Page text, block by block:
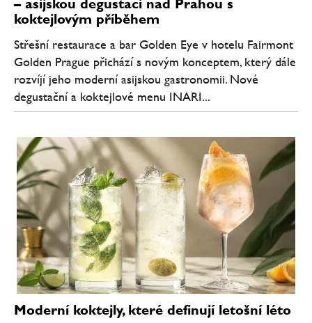
– asijskou degustaci nad Prahou s
koktejlovým příběhem
Střešní restaurace a bar Golden Eye v hotelu Fairmont
Golden Prague přichází s novým konceptem, který dále
rozvíjí jeho moderní asijskou gastronomii. Nové
degustační a koktejlové menu INARI...
Moderní koktejly, které definují letošní léto